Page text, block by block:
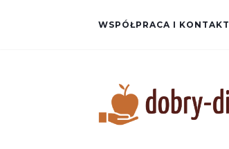
WSPÓŁPRACA I KONTAKT